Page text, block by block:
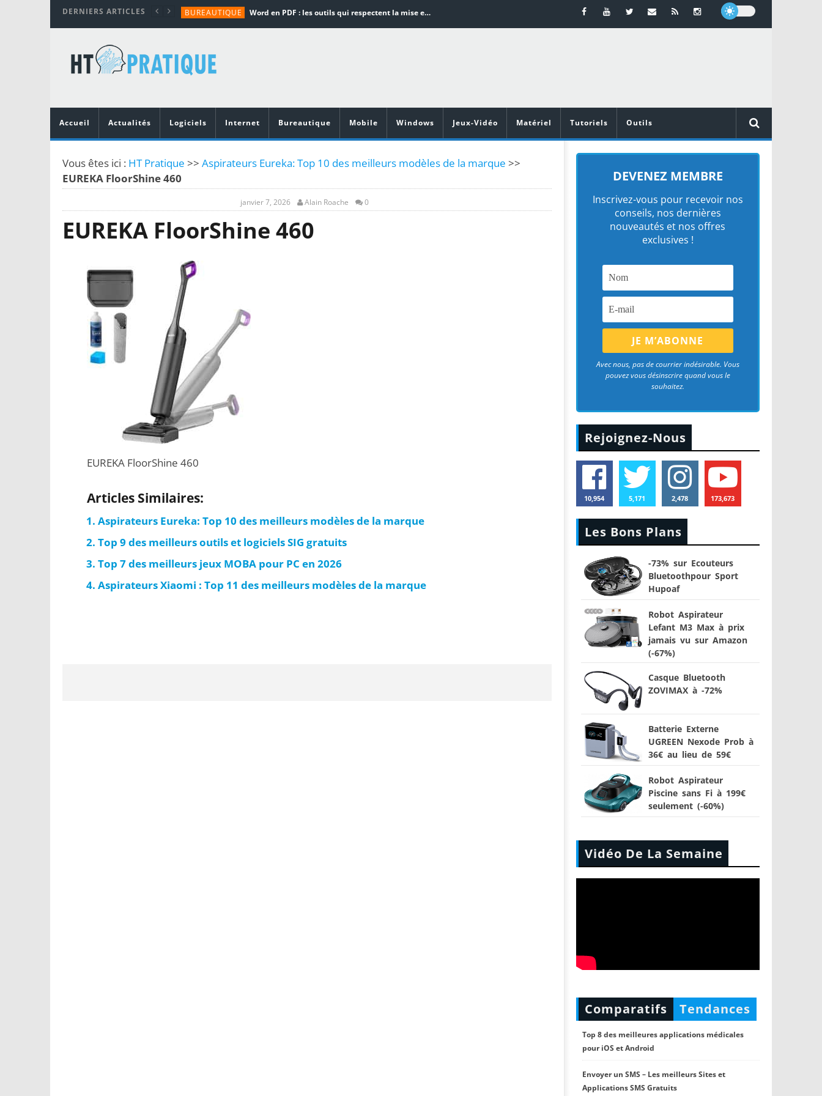
DERNIERS ARTICLES BUREAUTIQUE Word en PDF : les outils qui respectent la mise en page
TUTORIALS
MATÉRIEL
Vidéoprojecteurs Asus : Top 6 des meilleurs modèles de la marque
Accueil
Actualités Logiciels Internet Bureautique Mobile Windows Jeux-Vidéo Matériel Tutoriels Outils
Vous êtes ici : HT Pratique >> Aspirateurs Eureka: Top 10 des meilleurs modèles de la marque >>
EUREKA FloorShine 460
janvier 7, 2026 Alain Roache 0
EUREKA FloorShine 460
EUREKA FloorShine 460
Articles Similaires:
Aspirateurs Eureka: Top 10 des meilleurs modèles de la marque
Top 9 des meilleurs outils et logiciels SIG gratuits
Top 7 des meilleurs jeux MOBA pour PC en 2026
Aspirateurs Xiaomi : Top 11 des meilleurs modèles de la marque
DEVENEZ MEMBRE
Inscrivez-vous pour recevoir nos
conseils, nos dernières
nouveautés et nos offres
exclusives !
Avec nous, pas de courrier indésirable. Vous
pouvez vous désinscrire quand vous le
souhaitez.
Rejoignez-Nous
10,954 5,171 2,478 173,673
Les Bons Plans
-73% sur Ecouteurs
Bluetoothpour Sport
Hupoaf
Robot Aspirateur
Lefant M3 Max à prix
jamais vu sur Amazon
(-67%)
Casque Bluetooth
ZOVIMAX à -72%
Batterie Externe
UGREEN Nexode Prob à
36€ au lieu de 59€
Robot Aspirateur
Piscine sans Fi à 199€
seulement (-60%)
Vidéo De La Semaine
Comparatifs Tendances
Top 8 des meilleures applications médicales
pour iOS et Android
Envoyer un SMS – Les meilleurs Sites et
Applications SMS Gratuits